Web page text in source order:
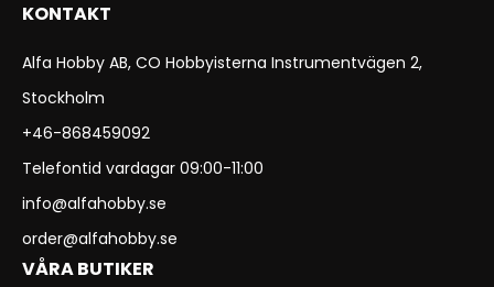
KONTAKT
Alfa Hobby AB, CO Hobbyisterna Instrumentvägen 2,
Stockholm
+46-868459092
Telefontid vardagar 09:00-11:00
info@alfahobby.se
order@alfahobby.se
VÅRA BUTIKER